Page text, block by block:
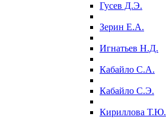
Гусев Д.Э.
Зерин Е.А.
Игнатьев Н.Д.
Кабайло С.А.
Кабайло С.Э.
Кириллова Т.Ю.